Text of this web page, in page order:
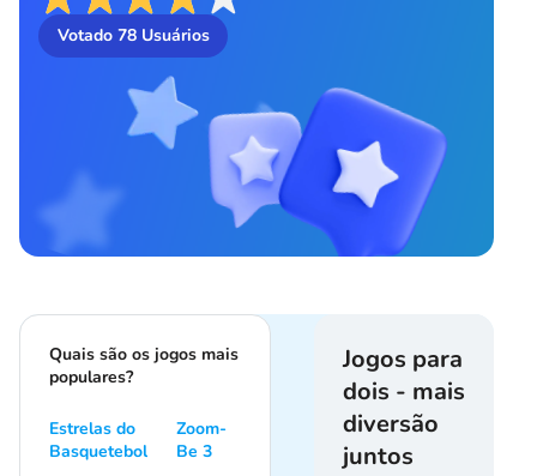
Votado 78Usuários
Jogos para
dois - mais
diversão
juntos
Quais são os jogos mais
populares?
Estrelas do
Basquetebol
Zoom-
Be 3